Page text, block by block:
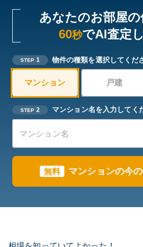
あなたのお部屋の
60秒でAI査定
STEP 1 物件の種類を選択してくだ
マンション 戸建
STEP 2 マンション名を入力してく
無料 マンションの今